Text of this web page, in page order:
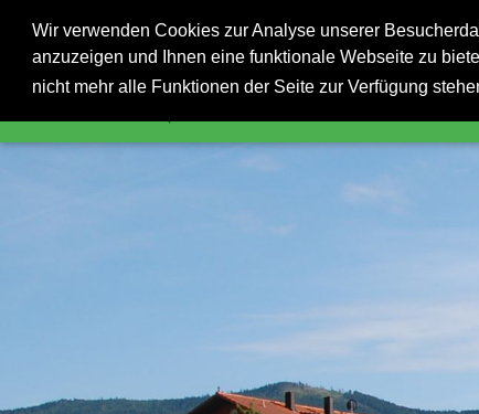
Wir verwenden Cookies zur Analyse unserer
anzuzeigen und Ihnen eine funktionale Webseite zu
nicht mehr alle Funktionen der Seite zur Verfügung